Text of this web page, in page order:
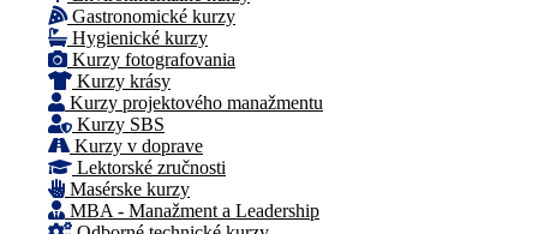
Gastronomické kurzy
Hygienické kurzy
Kurzy fotografovania
Kurzy krásy
Kurzy projektového manažmentu
Kurzy SBS
Kurzy v doprave
Lektorské zručnosti
Masérske kurzy
MBA - Manažment a Leadership